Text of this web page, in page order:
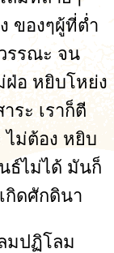
ของๆผู้ที่ต่ำ
รรณะ จน
ฝ่อ หยิบโหย่ง
ระ เราก็ตี
ไม่ต้อง หยิบ
ธ์ไม่ได้ มันก็
กิดศักดินา
มปฏิโลม